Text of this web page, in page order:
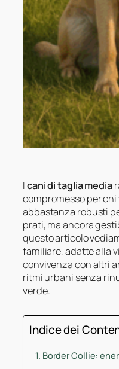
Icani di taglia media
compromesso per
abbastanza robusti
prati, ma ancora
questo articolo
familiare, adatte alla
convivenza con altri
ritmi urbani senza
verde.
Indice dei
Border Collie: